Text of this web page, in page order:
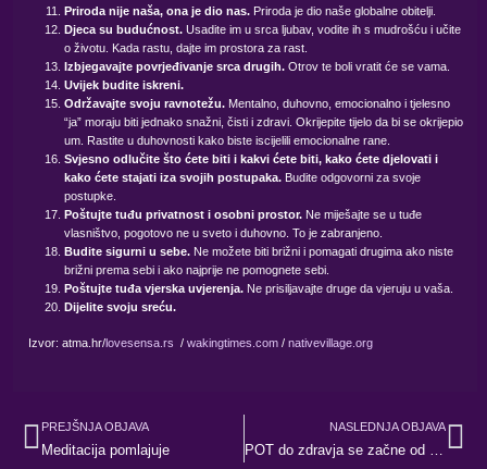
Priroda nije naša, ona je dio nas. Priroda je dio naše globalne obitelji.
Djeca su budućnost. Usadite im u srca ljubav, vodite ih s mudrošću i učite
o životu. Kada rastu, dajte im prostora za rast.
Izbjegavajte povrjeđivanje srca drugih. Otrov te boli vratit će se vama.
Uvijek budite iskreni.
Održavajte svoju ravnotežu. Mentalno, duhovno, emocionalno i tjelesno
“ja” moraju biti jednako snažni, čisti i zdravi. Okrijepite tijelo da bi se okrijepio
um. Rastite u duhovnosti kako biste iscijelili emocionalne rane.
Svjesno odlučite što ćete biti i kakvi ćete biti, kako ćete djelovati i
kako ćete stajati iza svojih postupaka. Budite odgovorni za svoje
postupke.
Poštujte tuđu privatnost i osobni prostor. Ne miješajte se u tuđe
vlasništvo, pogotovo ne u sveto i duhovno. To je zabranjeno.
Budite sigurni u sebe. Ne možete biti brižni i pomagati drugima ako niste
brižni prema sebi i ako najprije ne pomognete sebi.
Poštujte tuđa vjerska uvjerenja. Ne prisiljavajte druge da vjeruju u vaša.
Dijelite svoju sreću.
Izvor: atma.hr/lovesensa.rs / wakingtimes.com / nativevillage.org
Prev
PREJŠNJA OBJAVA
Meditacija pomlajuje
NASLEDNJA OBJAVA